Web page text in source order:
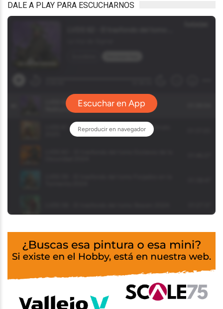
DALE A PLAY PARA ESCUCHARNOS